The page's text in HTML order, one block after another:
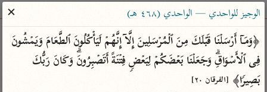
ساهم معنا في نشر القرآن والعلم الشرعي
الباحث القرآني
بحث تفسير علوم مصاحف معاجم
الوجيز للواحدي — الواحدي (٤٦٨ هـ)
✕
بَصِیرࣰا﴾ [الفرقان ٢٠]